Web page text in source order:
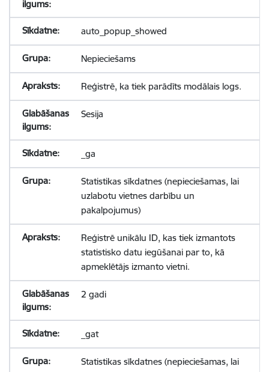
auto_popup_showed
Nepieciešams
Reģistrē, ka tiek parādīts modālais logs.
Sesija
_ga
Statistikas sīkdatnes (nepieciešamas, lai
uzlabotu vietnes darbību un
pakalpojumus)
Reģistrē unikālu ID, kas tiek izmantots
statistisko datu iegūšanai par to, kā
apmeklētājs izmanto vietni.
2 gadi
_gat
Statistikas sīkdatnes (nepieciešamas, lai